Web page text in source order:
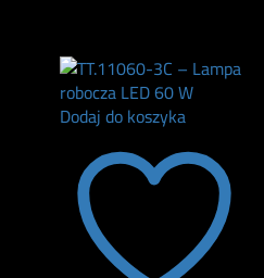
Dodaj do koszyka